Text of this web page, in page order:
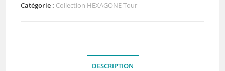
et
Catégorie : Collection HEXAGONE Tour
DESCRIPTION